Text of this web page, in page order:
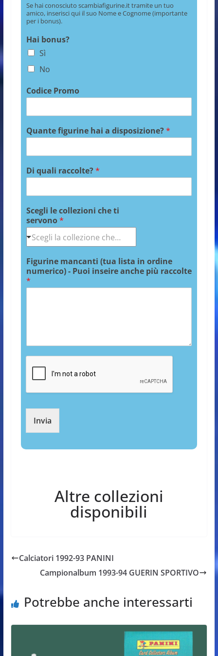
Se hai conosciuto scambiafigurine.it tramite un tuo
amico, inserisci qui il suo Nome e Cognome (importante
per i bonus).
Hai bonus?
Sì
No
Codice Promo
Quante figurine hai a disposizione?*
Di quali raccolte?*
Scegli le collezioni che ti
servono*
Figurine mancanti (tua lista in ordine
numerico) - Puoi inseire anche più raccolte
*
Invia
Altre collezioni
disponibili
Calciatori 1992-93 PANINI
Campionalbum 1993-94 GUERIN SPORTIVO
Potrebbe anche interessarti